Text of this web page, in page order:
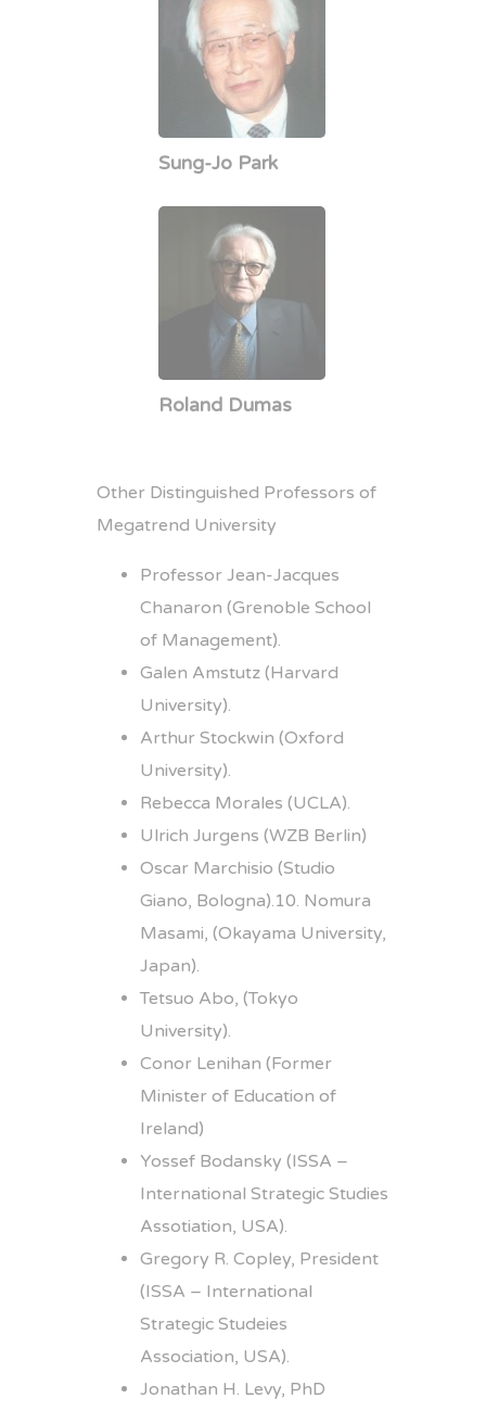
Sung-Jo Park
Roland Dumas
Other Distinguished Professors of
Megatrend University
Professor Jean-Jacques
Chanaron (Grenoble School
of Management).
Galen Amstutz (Harvard
University).
Arthur Stockwin (Oxford
University).
Rebecca Morales (UCLA).
Ulrich Jurgens (WZB Berlin)
Oscar Marchisio (Studio
Giano, Bologna).10. Nomura
Masami, (Okayama University,
Japan).
Tetsuo Abo, (Tokyo
University).
Conor Lenihan (Former
Minister of Education of
Ireland)
Yossef Bodansky (ISSA –
International Strategic Studies
Assotiation, USA).
Gregory R. Copley, President
(ISSA – International
Strategic Studeies
Association, USA).
Jonathan H. Levy, PhD